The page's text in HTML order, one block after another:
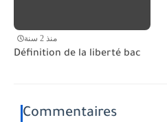
منذ 2 سنة
Définition de la liberté bac
Commentaires